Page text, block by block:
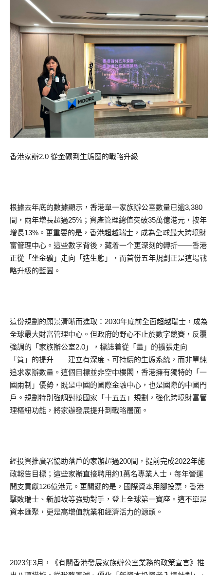
香港家辦2.0 從金礦到生態圈的戰略升級
根據去年底的數據顯示，香港單一家族辦公室數量已逾3,380
間，兩年增長超過25%；資產管理總值突破35萬億港元，按年
增長13%。更重要的是，香港超越瑞士，成為全球最大跨境財
富管理中心。這些數字背後，藏着一个更深刻的轉折——香港
正從「坐金礦」走向「造生態」，而首份五年規劃正是這場戰
略升級的藍圖。
這份規劃的願景清晰而進取：2030年底前全面超越瑞士，成為
全球最大財富管理中心。但政府的野心不止於數字競賽，反覆
強調的「家族辦公室2.0」，標誌着從「量」的擴張走向
「質」的提升——建立有深度、可持續的生態系統，而非單純
追求家辦數量。這個目標並非空中樓閣，香港擁有獨特的「一
國兩制」優勢，既是中國的國際金融中心，也是國際的中國門
戶。規劃特別強調對接國家「十五五」規劃，強化跨境財富管
理樞紐功能，將家辦發展提升到戰略層面。
經投資推廣署協助落戶的家辦超過200間，提前完成2022年施
政報告目標；這些家辦直接聘用約1萬名專業人士，每年營運
開支貢獻126億港元。更關鍵的是，國際資本用腳投票，香港
擊敗瑞士、新加坡等強勁對手，登上全球第一寶座。這不單是
資本匯聚，更是高增值就業和經濟活力的源頭。
2023年3月，《有關香港發展家族辦公室業務的政策宣言》推